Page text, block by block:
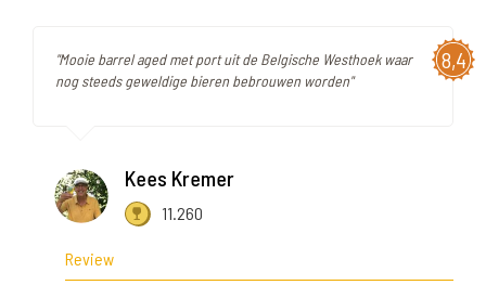
8,4
"Mooie barrel aged met port uit de Belgische Westhoek waar
nog steeds geweldige bieren bebrouwen worden"
Kees Kremer
11.260
Review